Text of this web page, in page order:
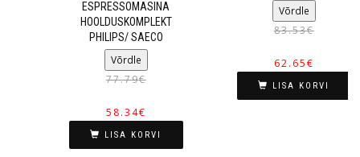
ESPRESSOMASINA
HOOLDUSKOMPLEKT
PHILIPS/ SAECO
Võrdle
77.79€
58.34€
LISA KORVI
Võrdle
83.53€
62.65€
LISA KORVI